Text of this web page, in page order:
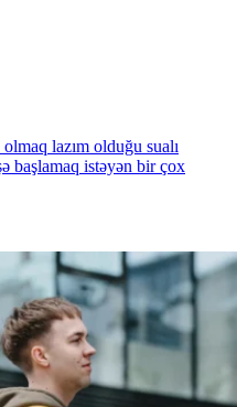
lazım olduğu sualı
başlamaq istəyən bir çox